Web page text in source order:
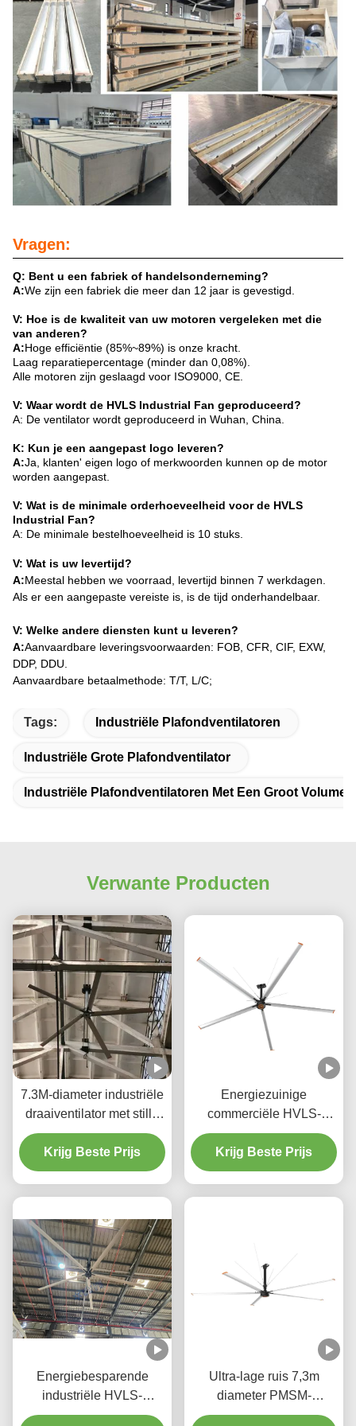
Vragen:
Q: Bent u een fabriek of handelsonderneming?
A:We zijn een fabriek die meer dan 12 jaar is gevestigd.
V: Hoe is de kwaliteit van uw motoren vergeleken met die
van anderen?
A:Hoge efficiëntie (85%~89%) is onze kracht.
Laag reparatiepercentage (minder dan 0,08%).
Alle motoren zijn geslaagd voor ISO9000, CE.
V: Waar wordt de HVLS Industrial Fan geproduceerd?
A: De ventilator wordt geproduceerd in Wuhan, China.
K: Kun je een aangepast logo leveren?
A:Ja, klanten' eigen logo of merkwoorden kunnen op de motor
worden aangepast.
V: Wat is de minimale orderhoeveelheid voor de HVLS
Industrial Fan?
A: De minimale bestelhoeveelheid is 10 stuks.
V: Wat is uw levertijd?
A:Meestal hebben we voorraad, levertijd binnen 7 werkdagen.
Als er een aangepaste vereiste is, is de tijd onderhandelbaar.
V: Welke andere diensten kunt u leveren?
A:Aanvaardbare leveringsvoorwaarden: FOB, CFR, CIF, EXW,
DDP, DDU.
Aanvaardbare betaalmethode: T/T, L/C;
Tags: Industriële Plafondventilatoren
Industriële Grote Plafondventilator
Industriële Plafondventilatoren Met Een Groot Volume
Verwante Producten
7.3M-diameter industriële
draaiventilator met stille
werking voor
automobielwerkplaatsen
Krijg Beste Prijs
Energiezuinige
commerciële HVLS-
ventilator voor het hele
jaar door
temperatuurregeling en
Krijg Beste Prijs
Energiebesparende
industriële HVLS-
ventilator met
Ultra-lage ruis 7,3m
diameter PMSM-
technologie Industriële